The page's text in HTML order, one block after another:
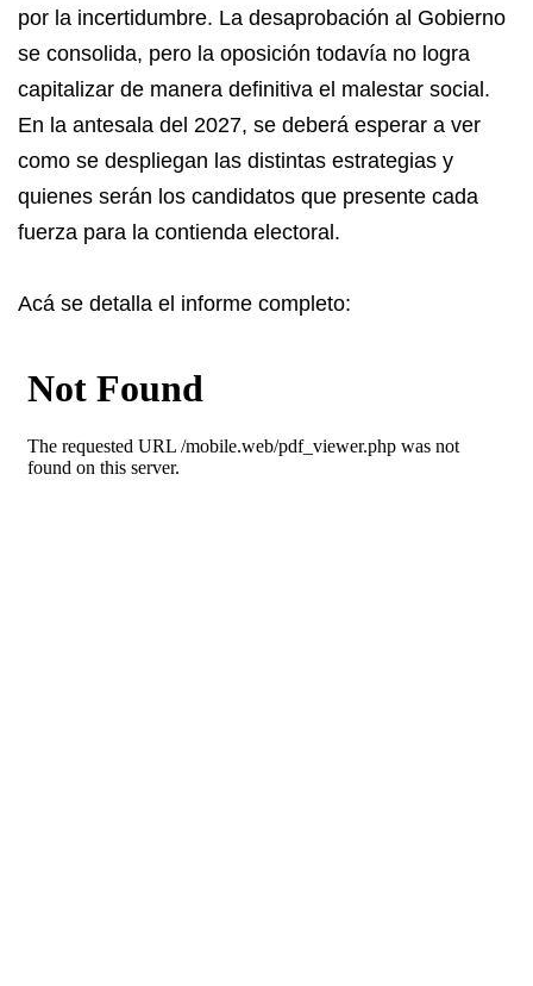
por la incertidumbre. La desaprobación al Gobierno
se consolida, pero la oposición todavía no logra
capitalizar de manera definitiva el malestar social.
En la antesala del 2027, se deberá esperar a ver
como se despliegan las distintas estrategias y
quienes serán los candidatos que presente cada
fuerza para la contienda electoral.
Acá se detalla el informe completo: